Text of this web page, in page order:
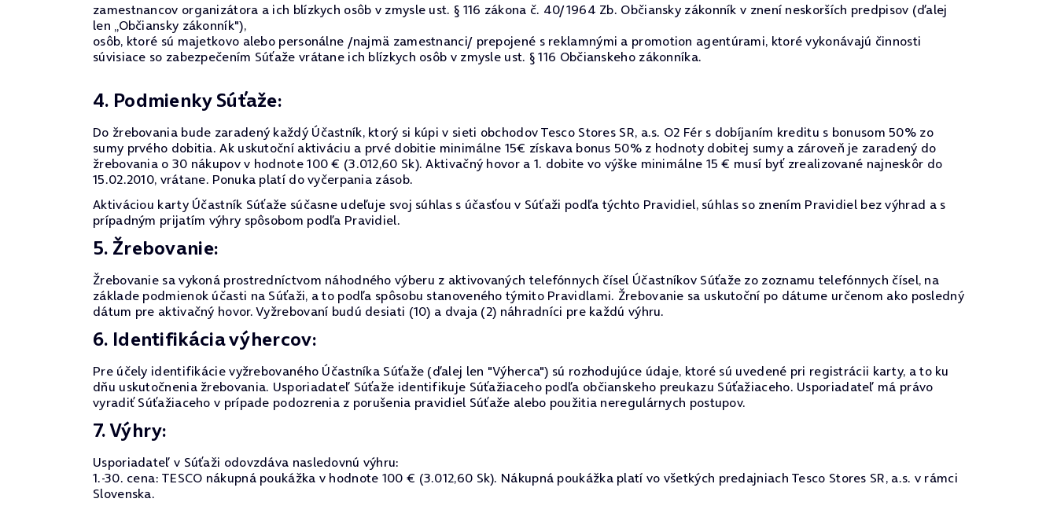
zamestnancov organizátora a ich blízkych osôb v zmysle ust. § 116 zákona č. 40/1964 Zb. Občiansky zákonník v znení neskorších predpisov (ďalej
len „Občiansky zákonník"),
osôb, ktoré sú majetkovo alebo personálne /najmä zamestnanci/ prepojené s reklamnými a promotion agentúrami, ktoré vykonávajú činnosti
súvisiace so zabezpečením Súťaže vrátane ich blízkych osôb v zmysle ust. § 116 Občianskeho zákonníka.
4. Podmienky Súťaže:
Do žrebovania bude zaradený každý Účastník, ktorý si kúpi v sieti obchodov Tesco Stores SR, a.s. O2 Fér s dobíjaním kreditu s bonusom 50% zo
sumy prvého dobitia. Ak uskutoční aktiváciu a prvé dobitie minimálne 15€ získava bonus 50% z hodnoty dobitej sumy a zároveň je zaradený do
žrebovania o 30 nákupov v hodnote 100 € (3.012,60 Sk). Aktivačný hovor a 1. dobite vo výške minimálne 15 € musí byť zrealizované najneskôr do
15.02.2010, vrátane. Ponuka platí do vyčerpania zásob.
Aktiváciou karty Účastník Súťaže súčasne udeľuje svoj súhlas s účasťou v Súťaži podľa týchto Pravidiel, súhlas so znením Pravidiel bez výhrad a s
prípadným prijatím výhry spôsobom podľa Pravidiel.
5. Žrebovanie:
Žrebovanie sa vykoná prostredníctvom náhodného výberu z aktivovaných telefónnych čísel Účastníkov Súťaže zo zoznamu telefónnych čísel, na
základe podmienok účasti na Súťaži, a to podľa spôsobu stanoveného týmito Pravidlami. Žrebovanie sa uskutoční po dátume určenom ako posledný
dátum pre aktivačný hovor. Vyžrebovaní budú desiati (10) a dvaja (2) náhradníci pre každú výhru.
6. Identifikácia výhercov:
Pre účely identifikácie vyžrebovaného Účastníka Súťaže (ďalej len "Výherca") sú rozhodujúce údaje, ktoré sú uvedené pri registrácii karty, a to ku
dňu uskutočnenia žrebovania. Usporiadateľ Súťaže identifikuje Súťažiaceho podľa občianskeho preukazu Súťažiaceho. Usporiadateľ má právo
vyradiť Súťažiaceho v prípade podozrenia z porušenia pravidiel Súťaže alebo použitia neregulárnych postupov.
7. Výhry:
Usporiadateľ v Súťaži odovzdáva nasledovnú výhru:
1.-30. cena: TESCO nákupná poukážka v hodnote 100 € (3.012,60 Sk). Nákupná poukážka platí vo všetkých predajniach Tesco Stores SR, a.s. v rámci
Slovenska.